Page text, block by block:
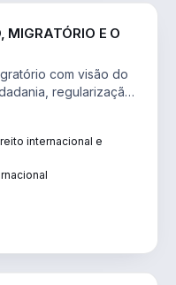
MIGRATÓRIO E O
com visão do
regularização
internacional e